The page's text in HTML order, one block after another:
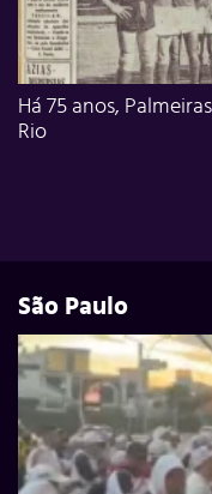
Há 75 anos,
Rio
São Paulo